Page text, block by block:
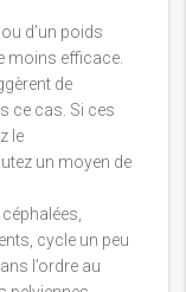
d’un poids
moins efficace.
de
ce cas. Si ces
le
un moyen de
cycle un peu
l’ordre au